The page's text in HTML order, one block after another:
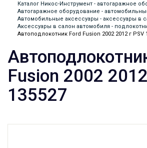
Каталог Никос-Инструмент - автогаражное
Автогаражное оборудование -
Автомобильные аксессуары - аксессуары в
Аксессуары в салон автомобиля -
Автоподлокотник Ford Fusion 2002 2012 г PSV
Fusion 2002
135527